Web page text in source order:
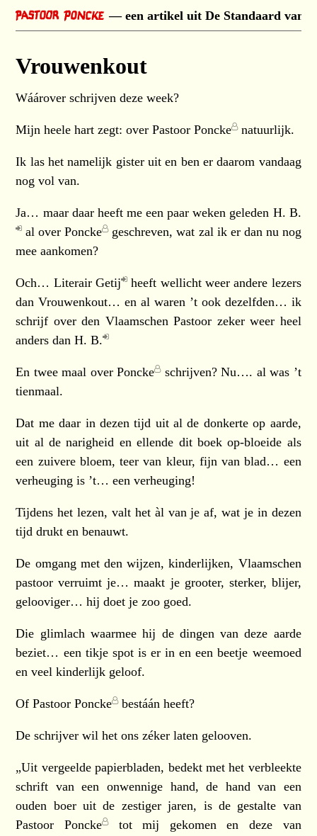
een artikel uit De Standaard van
Vrouwenkout
Wáárover schrijven deze week?
Mijn heele hart zegt: overPastoor Poncke natuurlijk.
Ik las het namelijk gister uit en ben er daarom vandaag
nog vol van.
Ja… maar daar heeft me een paar weken geleden H. B.
al overPoncke geschreven, wat zal ik er dan nu nog
mee aankomen?
Och… Literair Getij
heeft wellicht weer andere lezers
dan Vrouwenkout… en al waren ’t ook dezelfden… ik
schrijf over den Vlaamschen Pastoor zeker weer heel
anders danH. B.
En twee maal overPoncke schrijven? Nu…. al was ’t
tienmaal.
Dat me daar in dezen tijd uit al de donkerte op aarde,
uit al de narigheid en ellende dit boek op-bloeide als
een zuivere bloem, teer van kleur, fijn van blad… een
verheuging is ’t… een verheuging!
Tijdens het lezen, valt het àl van je af, wat je in dezen
tijd drukt en benauwt.
De omgang met den wijzen, kinderlijken, Vlaamschen
pastoor verruimt je… maakt je grooter, sterker, blijer,
gelooviger… hij doet je zoo goed.
Die glimlach waarmee hij de dingen van deze aarde
beziet… een tikje spot is er in en een beetje weemoed
en veel kinderlijk geloof.
OfPastoor Poncke bestáán heeft?
De schrijver wil het ons zéker laten gelooven.
„Uit vergeelde papierbladen, bedekt met het verbleekte
schrift van een onwennige hand, de hand van een
ouden boer uit de zestiger jaren, is de gestalte van
Pastoor Poncke tot mij gekomen en deze van